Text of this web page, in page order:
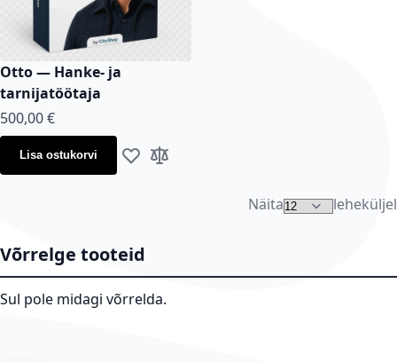
Otto — Hanke- ja
tarnijatöötaja
500,00 €
Lisa ostukorvi Lisa soovi korvi
Lisa võrdlusse
Näita leheküljel
Võrrelge tooteid
Sul pole midagi võrrelda.